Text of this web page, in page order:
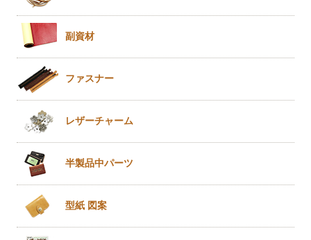
副資材
ファスナー
レザーチャーム
半製品中パーツ
型紙 図案